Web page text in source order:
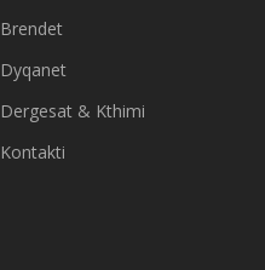
Brendet
Dyqanet
Dergesat & Kthimi
Kontakti